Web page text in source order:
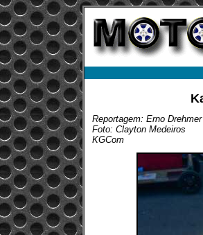
Reportagem: Erno Drehmer
Foto: Clayton Medeiros
KGCom